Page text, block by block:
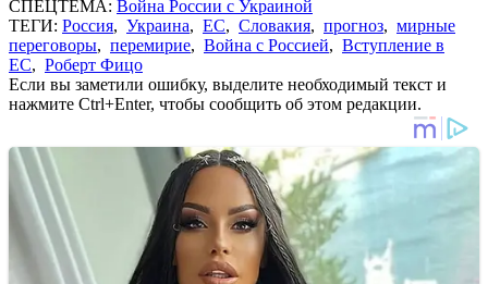
СПЕЦТЕМА: Война России с Украиной
ТЕГИ: Россия, Украина, ЕС, Словакия, прогноз, мирные
переговоры, перемирие, Война с Россией, Вступление в
ЕС, Роберт Фицо
Если вы заметили ошибку, выделите необходимый текст и
нажмите Ctrl+Enter, чтобы сообщить об этом редакции.